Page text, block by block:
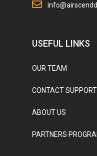
USEFUL LINKS
OUR TEAM
CONTACT SUPPORT
ABOUT US
PARTNERS